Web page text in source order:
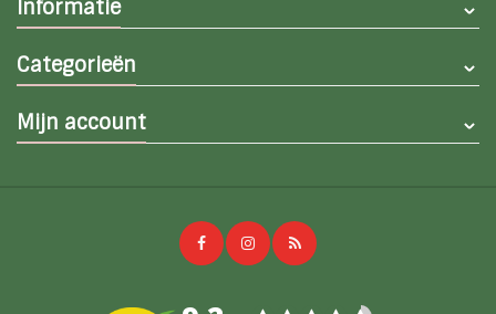
Informatie
Categorieën
Mijn account